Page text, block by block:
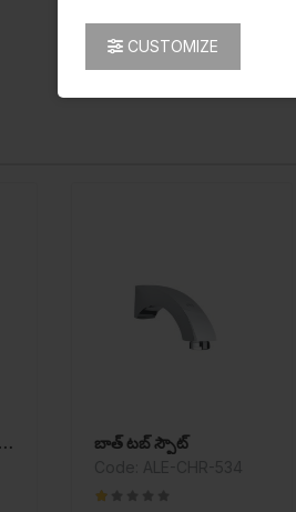
CUSTOMIZE
బాత్ టబ్ స్పౌట్